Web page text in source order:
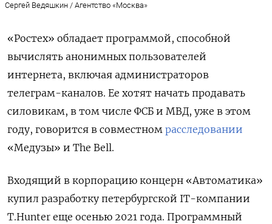
Сергей Ведяшкин / Агентство «Москва»
«Ростех» обладает программой, способной
вычислять анонимных пользователей
интернета, включая администраторов
телеграм-каналов. Ее хотят начать продавать
силовикам, в том числе ФСБ и МВД, уже в этом
году, говорится в совместном расследовании
«Медузы» и The Bell.
Входящий в корпорацию концерн «Автоматика»
купил разработку петербургской IT-компании
T.Hunter еще осенью 2021 года. Программный